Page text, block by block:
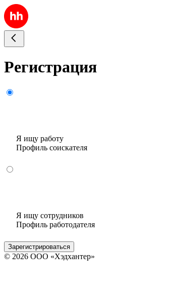
Регистрация
Я ищу работу
Профиль соискателя
Я ищу сотрудников
Профиль работодателя
Зарегистрироваться
© 2026 ООО «Хэдхантер»